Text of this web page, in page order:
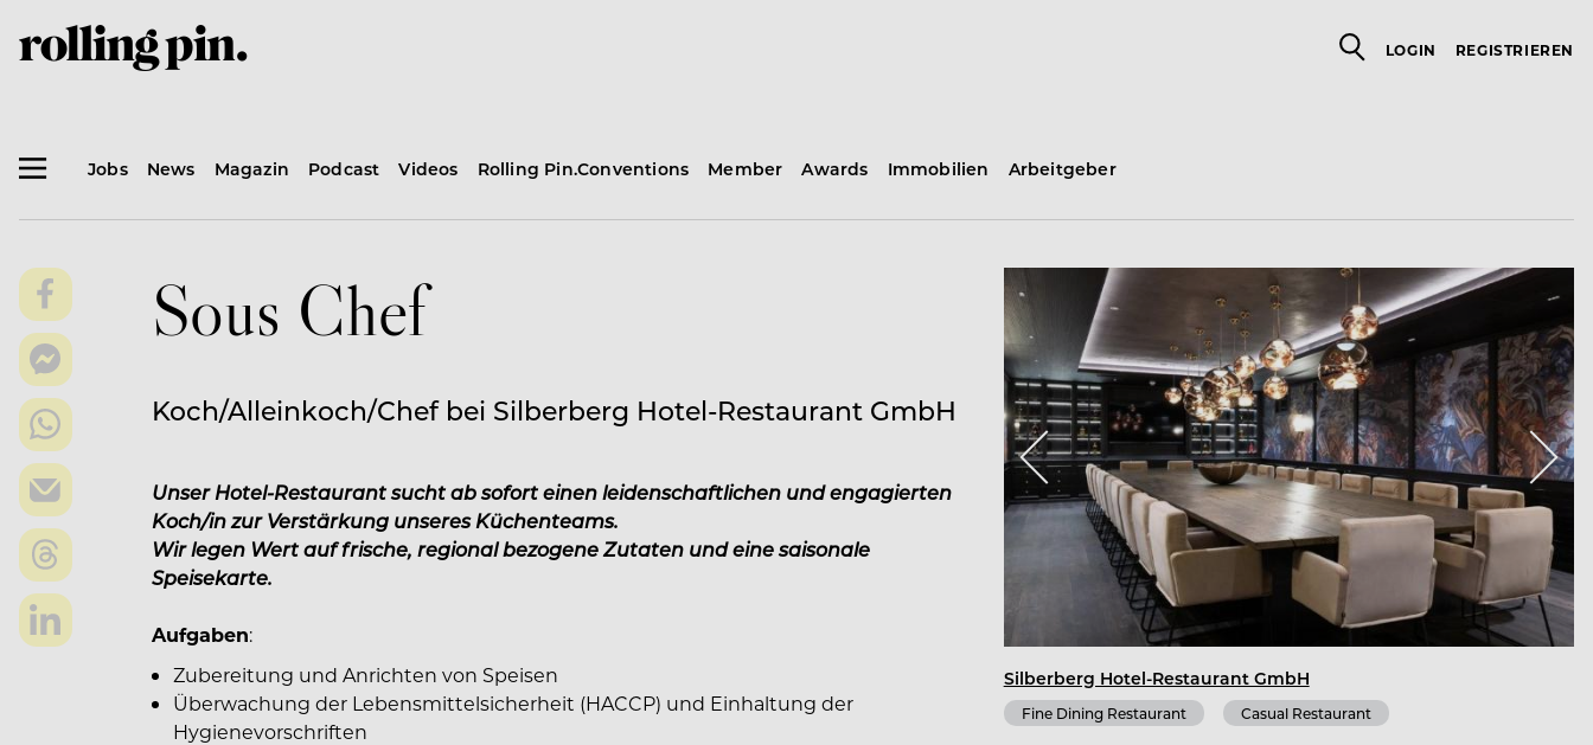
LOGIN REGISTRIEREN
Jobs News Magazin Podcast Videos Rolling Pin.Conventions Member Awards Immobilien Arbeitgeber
Sous Chef
Koch/Alleinkoch/Chef bei Silberberg Hotel-Restaurant GmbH
Unser Hotel-Restaurant sucht ab sofort einen leidenschaftlichen und engagierten
Koch/in zur Verstärkung unseres Küchenteams.
Wir legen Wert auf frische, regional bezogene Zutaten und eine saisonale
Speisekarte.
Aufgaben:
Zubereitung und Anrichten von Speisen
Überwachung der Lebensmittelsicherheit (HACCP) und Einhaltung der
Hygienevorschriften
Silberberg Hotel-Restaurant GmbH
Fine Dining Restaurant Casual Restaurant